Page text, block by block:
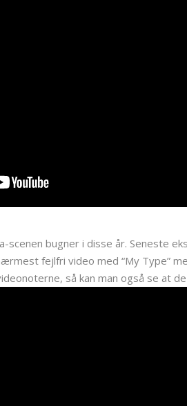
scenen bugner i disse år. Seneste
fejlfri video med “My Type”
så kan man også se at